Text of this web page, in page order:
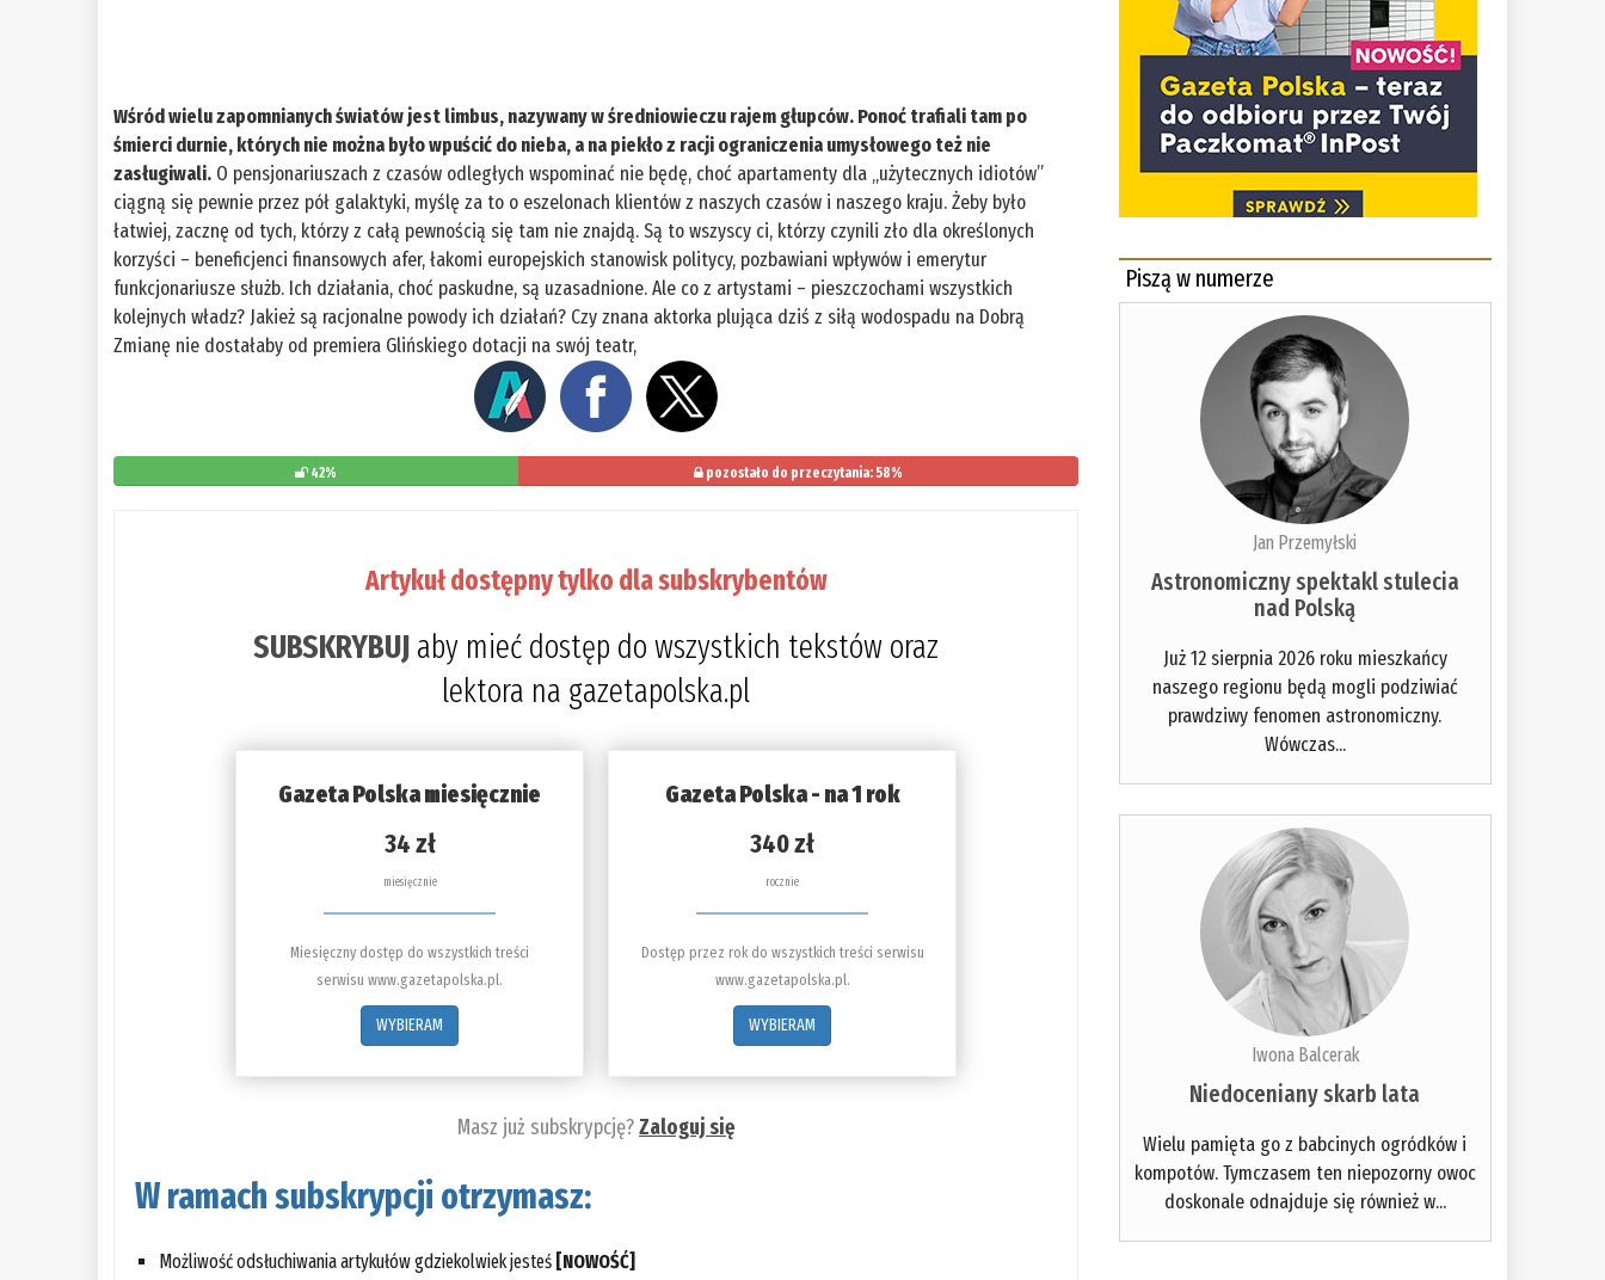
Wśród wielu zapomnianych światów jest limbus, nazywany w średniowieczu rajem głupców. Ponoć trafiali tam po
śmierci durnie, których nie można było wpuścić do nieba, a na piekło z racji ograniczenia umysłowego też nie
zasługiwali. O pensjonariuszach z czasów odległych wspominać nie będę, choć apartamenty dla „użytecznych idiotów”
ciągną się pewnie przez pół galaktyki, myślę za to o eszelonach klientów z naszych czasów i naszego kraju. Żeby było
łatwiej, zacznę od tych, którzy z całą pewnością się tam nie znajdą. Są to wszyscy ci, którzy czynili zło dla określonych
korzyści – beneficjenci finansowych afer, łakomi europejskich stanowisk politycy, pozbawiani wpływów i emerytur
funkcjonariusze służb. Ich działania, choć paskudne, są uzasadnione. Ale co z artystami – pieszczochami wszystkich
kolejnych władz? Jakież są racjonalne powody ich działań? Czy znana aktorka plująca dziś z siłą wodospadu na Dobrą
Zmianę nie dostałaby od premiera Glińskiego dotacji na swój teatr,
42% pozostało do przeczytania: 58%
Artykuł dostępny tylko dla subskrybentów
SUBSKRYBUJ aby mieć dostęp do wszystkich tekstów oraz
lektora na gazetapolska.pl
Gazeta Polska miesięcznie
34 zł
miesięcznie
Miesięczny dostęp do wszystkich treści
serwisu www.gazetapolska.pl.
WYBIERAM
Gazeta Polska - na 1 rok
340 zł
rocznie
Dostęp przez rok do wszystkich treści serwisu
www.gazetapolska.pl.
WYBIERAM
Masz już subskrypcję?Zaloguj się
W ramach subskrypcji otrzymasz:
Możliwość odsłuchiwania artykułów gdziekolwiek jesteś [NOWOŚĆ]
Piszą w numerze
Jan Przemyłski
Astronomiczny spektakl stulecia
nad Polską
Już 12 sierpnia 2026 roku mieszkańcy
naszego regionu będą mogli podziwiać
prawdziwy fenomen astronomiczny.
Wówczas...
Iwona Balcerak
Niedoceniany skarb lata
Wielu pamięta go z babcinych ogródków i
kompotów. Tymczasem ten niepozorny owoc
doskonale odnajduje się również w...